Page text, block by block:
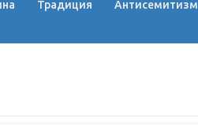
Традиция Антисемитизм